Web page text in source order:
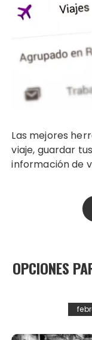
Las mejores herramientas a la hora de organizar el
viaje, guardar
información de
OPCIONES